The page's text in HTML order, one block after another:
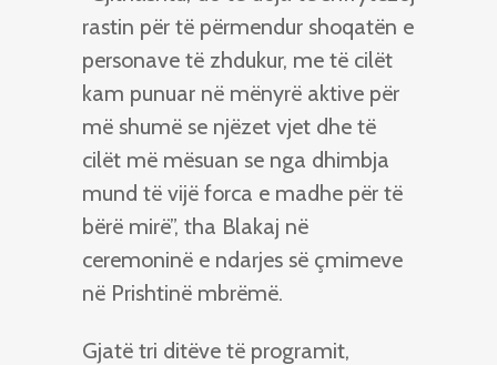
rastin për të përmendur shoqatën e
personave të zhdukur, me të cilët
kam punuar në mënyrë aktive për
më shumë se njëzet vjet dhe të
cilët më mësuan se nga dhimbja
mund të vijë forca e madhe për të
bërë mirë”, tha Blakaj në
ceremoninë e ndarjes së çmimeve
në Prishtinë mbrëmë.
Gjatë tri ditëve të programit,